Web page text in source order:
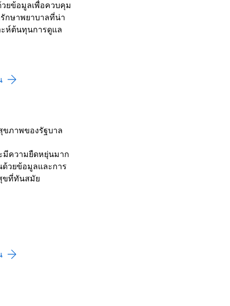
ยข้อมูลเพื่อควบคุม
รักษาพยาบาลที่น่า
ะห์ต้นทุนการดูแล
ภาพของรัฐบาล
ความยืดหยุ่นมาก
วยข้อมูลและการ
ขที่ทันสมัย